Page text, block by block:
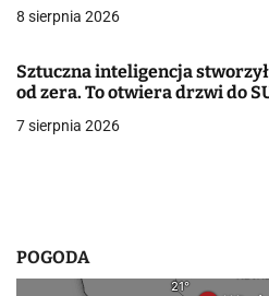
p
i
s
8 sierpnia 2026
Sztuczna inteligencja
od zera. To otwiera drzwi do
7 sierpnia 2026
POGODA